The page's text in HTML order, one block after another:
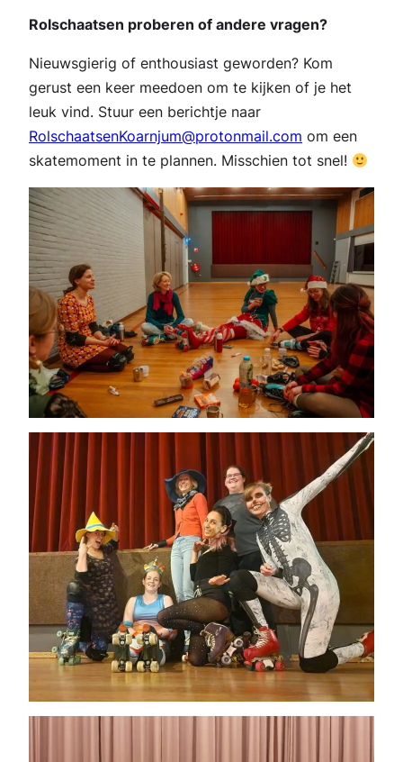
Rolschaatsen proberen of andere vragen?
Nieuwsgierig of enthousiast geworden? Kom
gerust een keer meedoen om te kijken of je het
leuk vind. Stuur een berichtje naar
RolschaatsenKoarnjum@protonmail.com om een
skatemoment in te plannen. Misschien tot snel!